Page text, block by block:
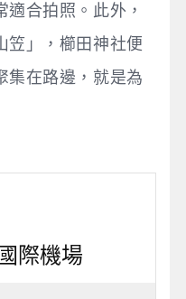
合拍照。此外，
笠」，櫛田神社便
集在路邊，就是為
際機場